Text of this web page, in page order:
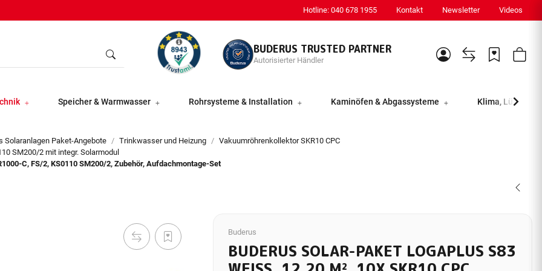
Hotline: 040 678 1955 Kontakt Newsletter Videos
BUDERUS TRUSTED PARTNER
Autorisierter Händler
Speicher & Warmwasser Rohrsysteme & Installation Kaminöfen & Abgassysteme Klima, Lüftung
Solaranlagen Paket-Angebote Trinkwasser und Heizung
Vakuumröhrenkollektor SKR10 CPC
SM200/2 mit integr. Solarmodul
C, FS/2, KS0110 SM200/2, Zubehör, Aufdachmontage-Set
Buderus
BUDERUS SOLAR-PAKET LOGAPLUS S83